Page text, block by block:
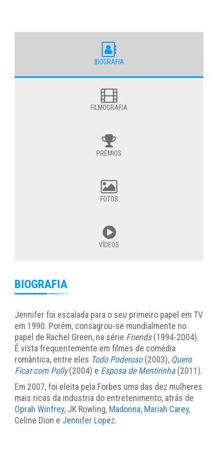
BIOGRAFIA
FILMOGRAFIA
PRÊMIOS
FOTOS
VÍDEOS
BIOGRAFIA
Jennifer foi escalada para o seu primeiro papel em TV
em 1990. Porém, consagrou-se mundialmente no
papel de Rachel Green, na série Friends(1994-2004).
É vista frequentemente em filmes de comédia
romântica, entre eles Todo Poderoso(2003), Quero
Ficar com Polly (2004) e Esposa de Mentirinha(2011).
Em 2007, foi eleita pela Forbes uma das dez mulheres
mais ricas da industria do entretenimento, atrás de
Oprah Winfrey, JK Rowling, Madonna, Mariah Carey,
Celine Dion e Jennifer Lopez.